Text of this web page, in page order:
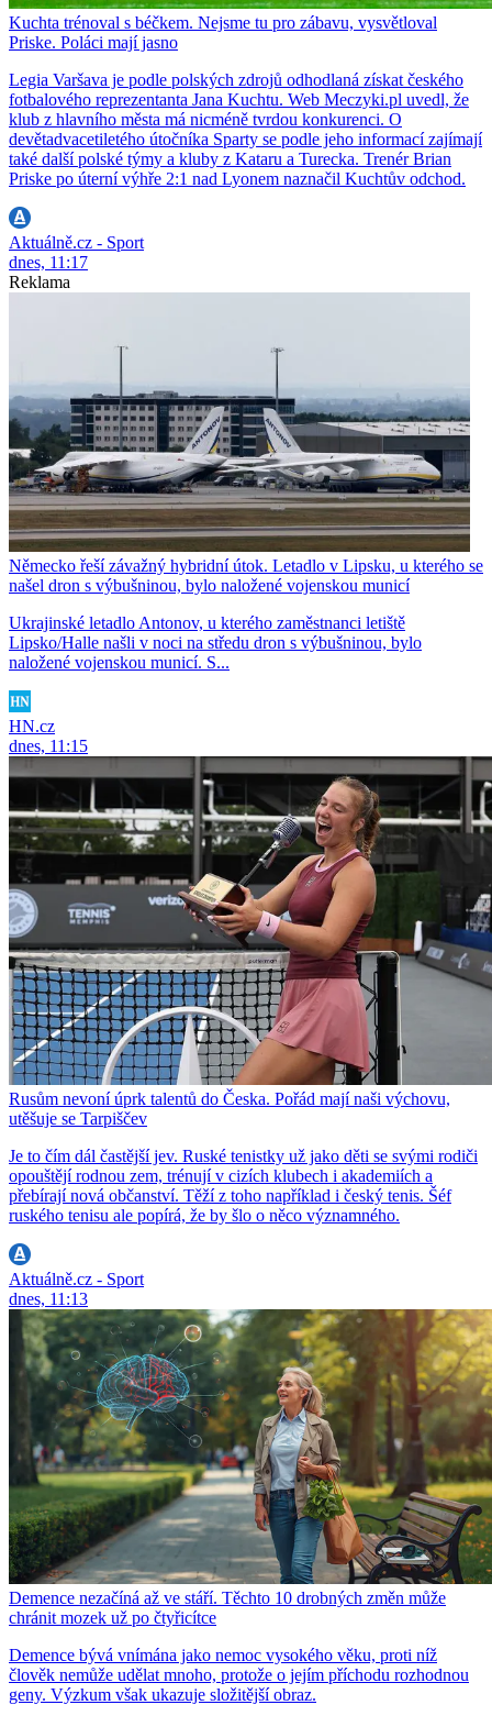
Kuchta trénoval s béčkem. Nejsme tu pro zábavu, vysvětloval
Priske. Poláci mají jasno
Legia Varšava je podle polských zdrojů odhodlaná získat českého
fotbalového reprezentanta Jana Kuchtu. Web Meczyki.pl uvedl, že
klub z hlavního města má nicméně tvrdou konkurenci. O
devětadvacetiletého útočníka Sparty se podle jeho informací zajímají
také další polské týmy a kluby z Kataru a Turecka. Trenér Brian
Priske po úterní výhře 2:1 nad Lyonem naznačil Kuchtův odchod.
Aktuálně.cz - Sport
dnes, 11:17
Reklama
Německo řeší závažný hybridní útok. Letadlo v Lipsku, u kterého se
našel dron s výbušninou, bylo naložené vojenskou municí
Ukrajinské letadlo Antonov, u kterého zaměstnanci letiště
Lipsko/Halle našli v noci na středu dron s výbušninou, bylo
naložené vojenskou municí. S...
HN.cz
dnes, 11:15
Rusům nevoní úprk talentů do Česka. Pořád mají naši výchovu,
utěšuje se Tarpiščev
Je to čím dál častější jev. Ruské tenistky už jako děti se svými rodiči
opouštějí rodnou zem, trénují v cizích klubech i akademiích a
přebírají nová občanství. Těží z toho například i český tenis. Šéf
ruského tenisu ale popírá, že by šlo o něco významného.
Aktuálně.cz - Sport
dnes, 11:13
Demence nezačíná až ve stáří. Těchto 10 drobných změn může
chránit mozek už po čtyřicítce
Demence bývá vnímána jako nemoc vysokého věku, proti níž
člověk nemůže udělat mnoho, protože o jejím příchodu rozhodnou
geny. Výzkum však ukazuje složitější obraz.